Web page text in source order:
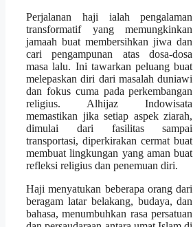
Perjalanan haji ialah pengalaman
transformatif yang memungkinkan
jamaah buat membersihkan jiwa dan
cari pengampunan atas dosa-dosa
masa lalu. Ini tawarkan peluang buat
melepaskan diri dari masalah duniawi
dan fokus cuma pada perkembangan
religius. Alhijaz Indowisata
memastikan jika setiap aspek ziarah,
dimulai dari fasilitas sampai
transportasi, diperkirakan cermat buat
membuat lingkungan yang aman buat
refleksi religius dan penemuan diri.
Haji menyatukan beberapa orang dari
beragam latar belakang, budaya, dan
bahasa, menumbuhkan rasa persatuan